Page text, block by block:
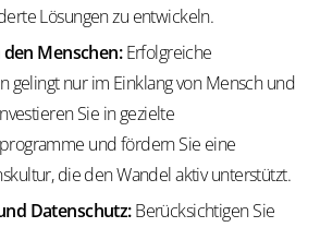
Lösungen zu entwickeln.
Menschen:Erfolgreiche
gelingt nur im Einklang von Mensch und
Sie in gezielte
und fördern Sie eine
die den Wandel aktiv unterstützt.
Datenschutz:Berücksichtigen Sie